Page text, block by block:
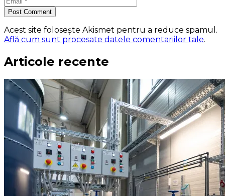
Post Comment
Acest site folosește Akismet pentru a reduce spamul.
Află cum sunt procesate datele comentariilor tale.
Articole recente